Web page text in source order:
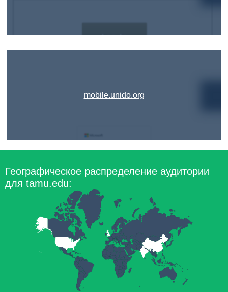
mobile.unido.org
Географическое распределение аудитории
для tamu.edu: